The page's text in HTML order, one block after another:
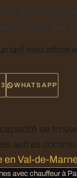
tarif n’est affiché
WHATSAPP
se
autres
en Val-de-Marne
avec chauffeur à